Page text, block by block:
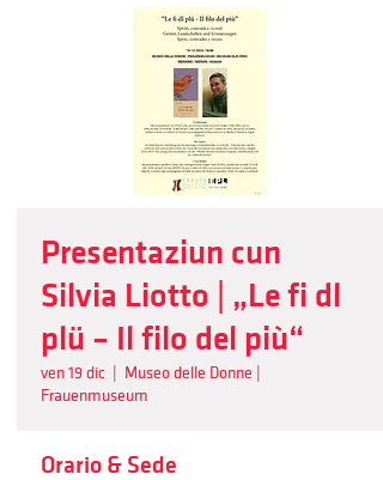
Presentaziun cun
Silvia Liotto | „Le fi dl
plü – Il filo del più“
ven 19 dic
Museo delle Donne |
Frauenmuseum
Orario & Sede